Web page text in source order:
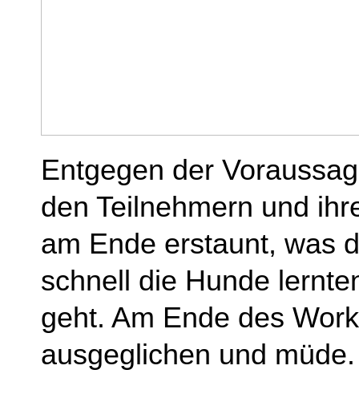
Entgegen der
den Teilnehmern und
am Ende erstaunt, was
schnell die Hunde
geht. Am Ende des
ausgeglichen und